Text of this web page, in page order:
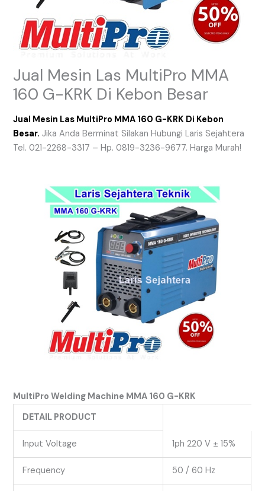
Jual Mesin Las MultiPro MMA
160 G-KRK Di Kebon Besar
Jual Mesin Las MultiPro MMA 160 G-KRK Di Kebon
Besar. Jika Anda Berminat Silakan Hubungi Laris Sejahtera
Tel. 021-2268-3317 – Hp. 0819-3236-9677. Harga Murah!
MultiPro Welding Machine MMA 160 G-KRK
DETAIL PRODUCT
Input Voltage 1ph 220 V ± 15%
Frequency 50 / 60 Hz